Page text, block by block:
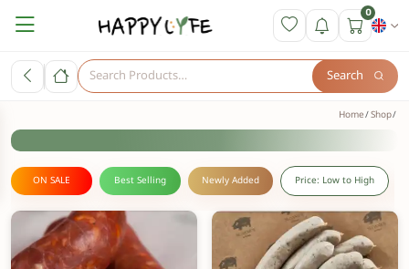
0
Search
Home Shop
ON SALE Best Selling Newly Added Price: Low to High